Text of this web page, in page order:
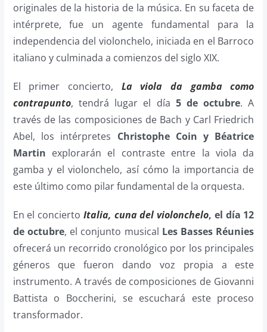
originales de la historia de la música. En su faceta de
intérprete, fue un agente fundamental para la
independencia del violonchelo, iniciada en el Barroco
italiano y culminada a comienzos del siglo XIX.
El primer concierto, La viola da gamba como
contrapunto, tendrá lugar el día 5 de octubre. A
través de las composiciones de Bach y Carl Friedrich
Abel, los intérpretes Christophe Coin y Béatrice
Martin explorarán el contraste entre la viola da
gamba y el violonchelo, así cómo la importancia de
este último como pilar fundamental de la orquesta.
En el concierto Italia, cuna del violonchelo, el día 12
de octubre, el conjunto musical Les Basses Réunies
ofrecerá un recorrido cronológico por los principales
géneros que fueron dando voz propia a este
instrumento. A través de composiciones de Giovanni
Battista o Boccherini, se escuchará este proceso
transformador.